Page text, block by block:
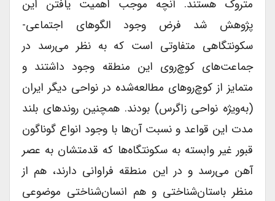
متروک هستند. آنچه موجب اهمیت ‌یافتن این
پژوهش شد فرض وجود الگوهای اجتماعی-
سکونتگاهی متفاوتی است که به نظر می‌رسد در
جماعت‌های کوچ‌روی این منطقه وجود داشتند و
متمایز از کوچ‌روهای مطالعه‌شده در نواحی دیگر ایران
(به‌ویژه نواحی زاگرس) بودند. همچنین روندهای بلند
مدت این قواعد و نسبت آن‌ها با وجود انواع گوناگون
قبور غیر وابسته به سکونتگاه‌ها که قدمتشان به عصر
آهن می‌رسد و در این منطقه فراوانی دارند، هم از
منظر باستان‌شناختی و هم انسان‌‌شناختی موضوعی